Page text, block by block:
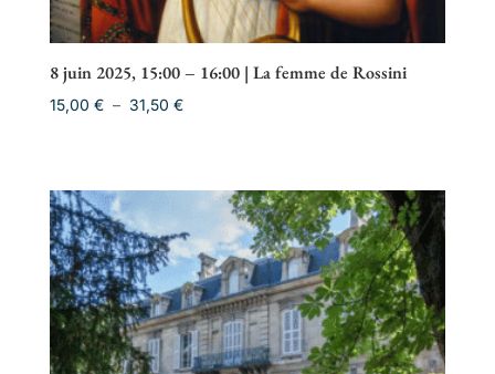
8 juin 2025, 15:00 – 16:00 | La femme de Rossini
15,00 € – 31,50 €Plage
31,50 €